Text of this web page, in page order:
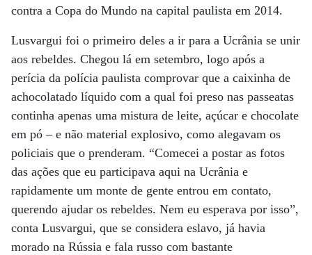
contra a Copa do Mundo na capital paulista em 2014.
Lusvargui foi o primeiro deles a ir para a Ucrânia se unir
aos rebeldes. Chegou lá em setembro, logo após a
perícia da polícia paulista comprovar que a caixinha de
achocolatado líquido com a qual foi preso nas passeatas
continha apenas uma mistura de leite, açúcar e chocolate
em pó – e não material explosivo, como alegavam os
policiais que o prenderam. “Comecei a postar as fotos
das ações que eu participava aqui na Ucrânia e
rapidamente um monte de gente entrou em contato,
querendo ajudar os rebeldes. Nem eu esperava por isso”,
conta Lusvargui, que se considera eslavo, já havia
morado na Rússia e fala russo com bastante